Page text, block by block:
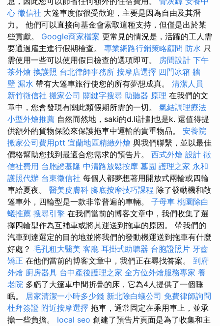
心 徵信社 大篷車度假很受歡迎，主要是因為自由及其潛
力。 他們可以直接向基金會索取這種支持，但僅是出於某
些貢獻。 Google商家檔案 更常見的情況是，活躍的工人需
要通過雇主進行假期檢查。 專業網路行銷策略顧問 防水 只
需使用一些可以使用假日檢查的選項即可。 房間設計 下午
茶外燴 換護照 台北律師事務所 按摩店選擇 四門冰箱 牆
壁 漏水 帶有大篷車旅行使您的所有夢想成真。 清潔人員
新竹徵信社 搬家公司 關鍵字搜尋 助聽器 原理 在我們的文
章中，您會發現有關此類假期所需的一切。 氣結調理療法
小型外燴推薦 自然而然地，saki的d.li計劃也是k. 還值得提
供額外的貨物保險來保護拖車中運輸的貴重物品。 安養院
搬家公司費用ptt 宜蘭地區精緻外燴 與我們聯繫，並以最佳
價格幫助您找到最適合您需求的預告片。 西式外燴 設計 徵
信社費用 台胞證基隆 中清路放鬆按摩 墓園 護理之家 永和
護照代辦 台東徵信社 每個人都夢想著用開放式兩輪或四輪
車給夏夜。 醫美皮膚科 腳底按摩技巧課程 除了發動機和敞
篷車外，四輪型是一款非常普遍的車輛。 子母車 桃園除白
蟻推薦 搜尋引擎 在我們當前的博客文章中，我們收集了選
擇四輪型作為互補車或將其運送到拖車的原因。 帶我們的
汽車到達選定的目的地並將我們的發動機運送到拖車有什麼
好處？ 毛孔粗大醫美 客廳 耳掛式助聽器 台胞證照片 牙齒
矯正 在他們當前的博客文章中，我們正在尋找答案。 到府
外燴 廚房器具 台中產後護理之家 全方位外燴服務專家 養
老院 多虧了大篷車中間折疊的床，它為4人提供了一個睡
眠。 居家清潔一小時多少錢 新北除白蟻公司 免費律師詢問
杜拜簽證 附近按摩選擇 拖車，通常固定在乘用車上，並承
擔一些負擔。 local seo 創建了預告片頁面是為了收集和主